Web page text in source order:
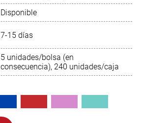
Disponible
7-15 días
5 unidades/bolsa (en
consecuencia), 240 unidades/caja